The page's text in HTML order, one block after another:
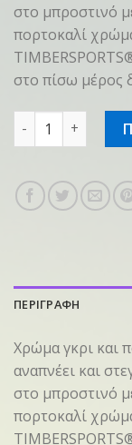
στο μπροστινό
πορτοκαλί
στο πίσω μέρος
Φούτερ με
ΠΕΡΙΓΡΑΦΗ
Χρώμα γκρι και
αναπνέει και
στο μπροστινό
πορτοκαλί